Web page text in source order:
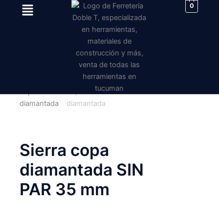
Menu 0
Sierra copa
diamantada SIN
PAR 35 mm